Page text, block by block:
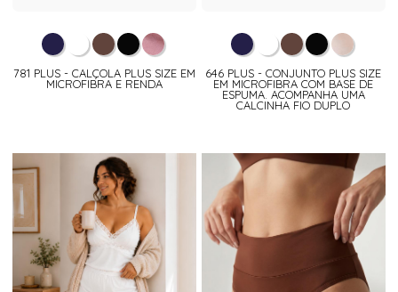
781 PLUS - CALÇOLA PLUS SIZE EM
MICROFIBRA E RENDA
646 PLUS - CONJUNTO PLUS SIZE
EM MICROFIBRA COM BASE DE
ESPUMA. ACOMPANHA UMA
CALCINHA FIO DUPLO